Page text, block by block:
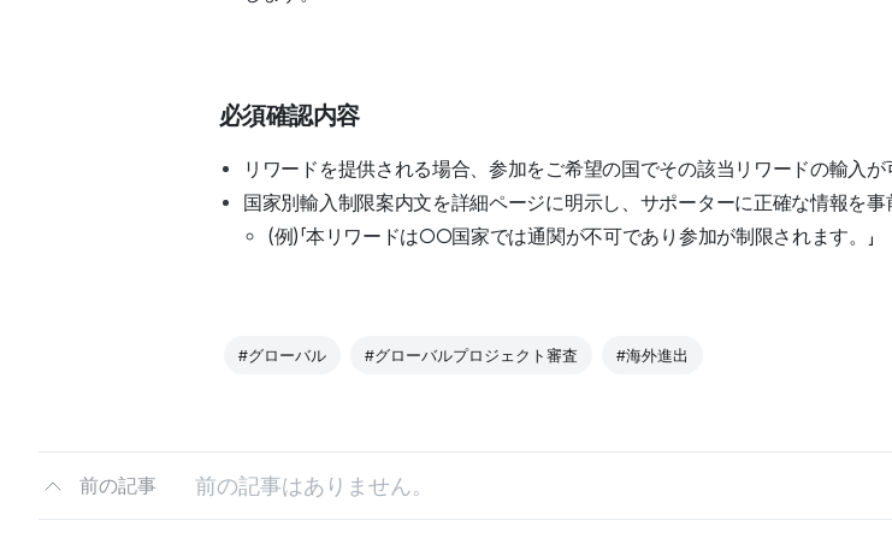
必須確認内容
リワードを提供される場合、参加をご希望の国でその該当リワードの輸入が
国家別輸入制限案内文を詳細ページに明示し、サポーターに正確な情報を事
(例)「本リワードは○○国家では通関が不可であり参加が制限されます。」
#グローバル #グローバルプロジェクト審査 #海外進出
前の記事 前の記事はありません。